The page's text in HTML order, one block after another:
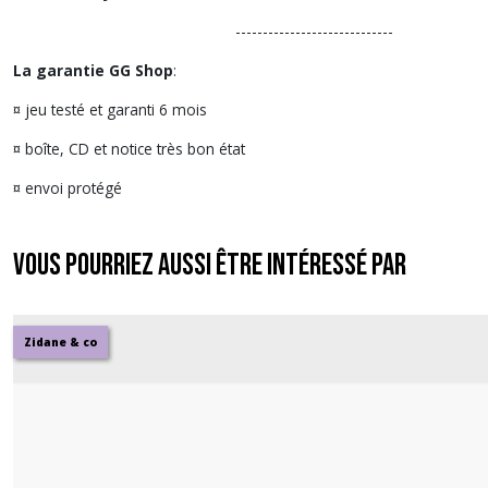
-----------------------------
La garantie GG Shop:
¤ jeu testé et garanti 6 mois
¤ boîte, CD et notice très bon état
¤ envoi protégé
Vous pourriez aussi être intéressé par
Zidane & co